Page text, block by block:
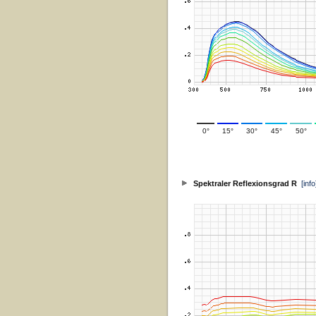
0° 15° 30° 45° 50°
Spektraler Reflexionsgrad R